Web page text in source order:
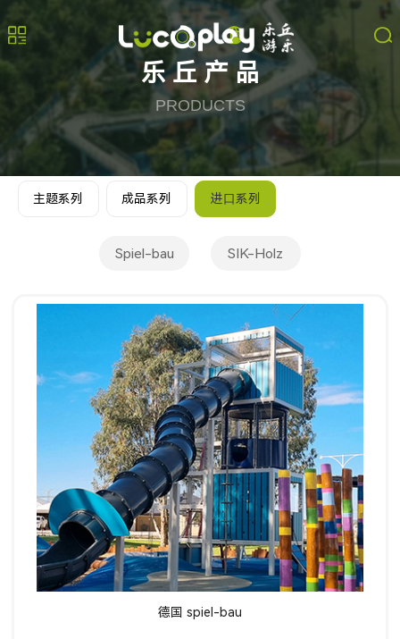
乐丘产品
PRODUCTS
主题系列 成品系列 进⼝系列
Spiel-bau SIK-Holz
德国 spiel-bau
了解详情